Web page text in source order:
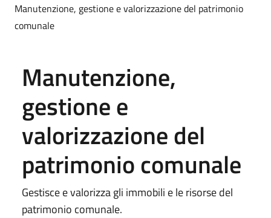
Manutenzione, gestione e valorizzazione del patrimonio
comunale
Manutenzione,
gestione e
valorizzazione del
patrimonio comunale
Gestisce e valorizza gli immobili e le risorse del
patrimonio comunale.